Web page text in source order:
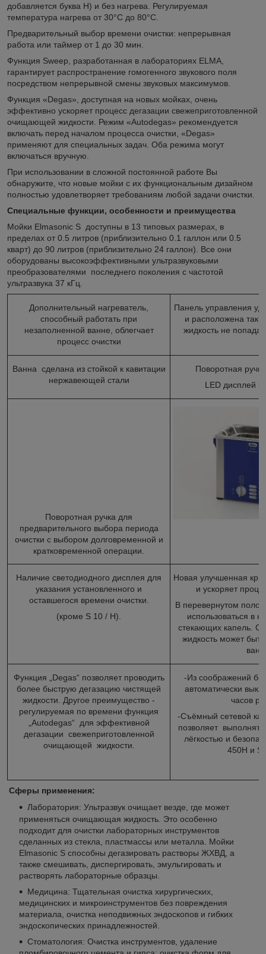
добавляется буква H) и без нагрева. Регулируемая
температура нагрева от 30°С до 80°C.
Предварительный выбор времени очистки: непрерывная
работа или таймер от 1 до 30 мин.
Функция Sweep, разработанная в лабораториях ELMA,
гарантирует распространение гомогенного звукового поля
посредством непрерывной смены звуковых максимумов.
Функция «Degas», доступная на новых мойках, очень
эффективно ускоряет процесс дегазации свежеприготовленной
очищающей жидкости. Режим «Autodegas» рекомендуется
включать перед началом процесса очистки, «Degas»
применяют для специальных задач. Оба режима могут
включаться вручную.
При использовании в сложной постоянной работе Вы
обнаружите, что новые мойки с их функциональным дизайном
полностью удовлетворяет требованиям любой задачи очистки.
Специальные функции, особенности и преимущества
Мойки Elmasonic S доступны в 13 типовых размерах, в
пределах от 0.5 литров (приблизительно 0.1 галлон или 0.5
кварт) до 90 литров (приблизительно 24 галлон). Все они
оборудованы высокоэффективными ультразвуковыми
преобразователями последнего поколения с частотой
ультразвука 37 кГц.
Дополнительный нагреватель,
способный работать при
незаполненной ванне, облегчает
процесс очистки
Панель управления
и расположена
жидкость не
Ванна сделана из стойкой к кавитации
нержавеющей стали
Поворотная
LED дисплей
Поворотная ручка для
предварительного выбора периода
очистки с выбором долговременной и
кратковременной операции.
Наличие светодиодного дисплея для
указания установленного и
оставшегося времени очистки.
(кроме S 10 / H).
Новая улучшенная
и ускоряет
В перевернутом
использоваться в
стекающих капель.
жидкость может
Функция „Degas“ позволяет проводить
более быструю дегазацию чистящей
жидкости. Другое преимущество -
регулируемая по времени функция
„Autodegas“ для эффективной
дегазации свежеприготовленной
очищающей жидкости.
-Из соображений
автоматически
часов
-Съёмный сетевой
позволяет выполнять
лёгкостью и
450Н и S
Сферы применения:
Лаборатория: Ультразвук очищает везде, где может
применяться очищающая жидкость. Это особенно
подходит для очистки лабораторных инструментов
сделанных из стекла, пластмассы или металла. Мойки
Elmasonic S способны дегазировать растворы ЖХВД, а
также смешивать, диспергировать, эмульгировать и
растворять лабораторные образцы.
Медицина: Тщательная очистка хирургических,
медицинских и микроинструментов без повреждения
материала, очистка неподвижных эндоскопов и гибких
эндоскопических принадлежностей.
Стоматология: Очистка инструментов, удаление